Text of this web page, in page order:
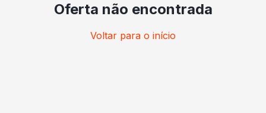
Oferta não encontrada
Voltar para o início